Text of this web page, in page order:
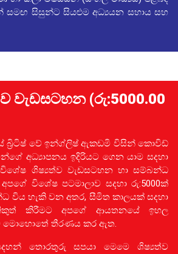
සමඟ සිසුන්ට සියළුම අධ්‍යයන සහාය සහ
වැඩසටහන (රු:5000.00
බ්‍රිටිෂ් වේ ඉන්ග්ලිෂ් ඇකඩමි විසින් කොවිඩ්
අධ්‍යාපනය ඉදිරියට ගෙන යාම සදහා
ශිෂ්‍යත්ව වැඩසටහන හා සම්බන්ධ
විශේෂ පටමාලාව සදහා රු:5000ක්
විය හැකි වන අතර, සීමිත කාලයක් සදහා
කිරීමට අපගේ ආයතනයේ ඉහල
මොහොතේ තීරණය කර ඇත.
තොරතුරු සපයා මෙමෙ ශිෂ්‍යත්ව